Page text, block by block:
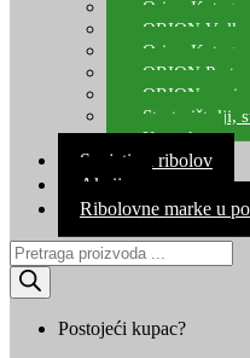
Orion
ORION
Orion
ORION Party
ORION
Start pištolji,
Kontakt
Savjeti za ribolov
Akcija
Ribolovne marke u
Products
search
Postojeći kupac?